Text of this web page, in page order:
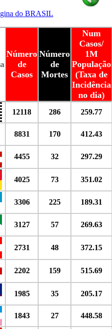
do BRASIL
Número
de
Casos
Número
de
Mortes
Num
Casos/
1M
População
(Taxa de
Incidência
no dia)
12118 286 259.77
8831 170 412.43
4455 32 297.29
4025 73 351.02
3306 225 189.31
3127 57 269.63
2731 48 372.15
2202 159 515.69
1985 35 205.17
1843 27 448.58